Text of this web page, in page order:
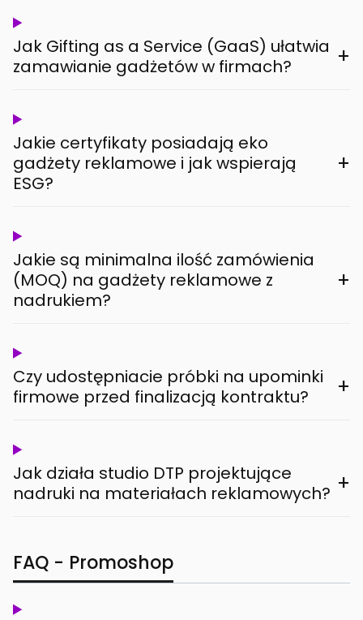
Jak Gifting as a Service (GaaS) ułatwia
zamawianie gadżetów w firmach?
+
Jakie certyfikaty posiadają eko
gadżety reklamowe i jak wspierają
ESG?
+
Jakie są minimalna ilość zamówienia
(MOQ) na gadżety reklamowe z
nadrukiem?
+
Czy udostępniacie próbki na upominki
firmowe przed finalizacją kontraktu?
+
Jak działa studio DTP projektujące
nadruki na materiałach reklamowych? +
FAQ - Promoshop